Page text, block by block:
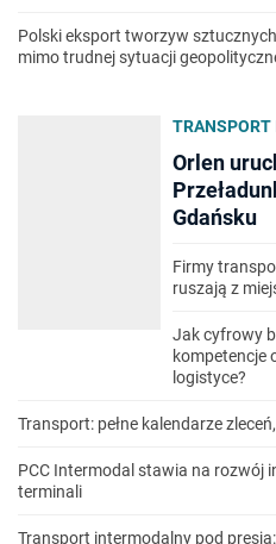
Polski eksport tworzyw
mimo trudnej sytuacji
Orlen
Gdańsku
Firmy
ruszają z
Jak cyfrowy
kompetencje
logistyce?
Transport: pełne kalendarze
PCC Intermodal stawia na rozwój
terminali
Transport intermodalny pod